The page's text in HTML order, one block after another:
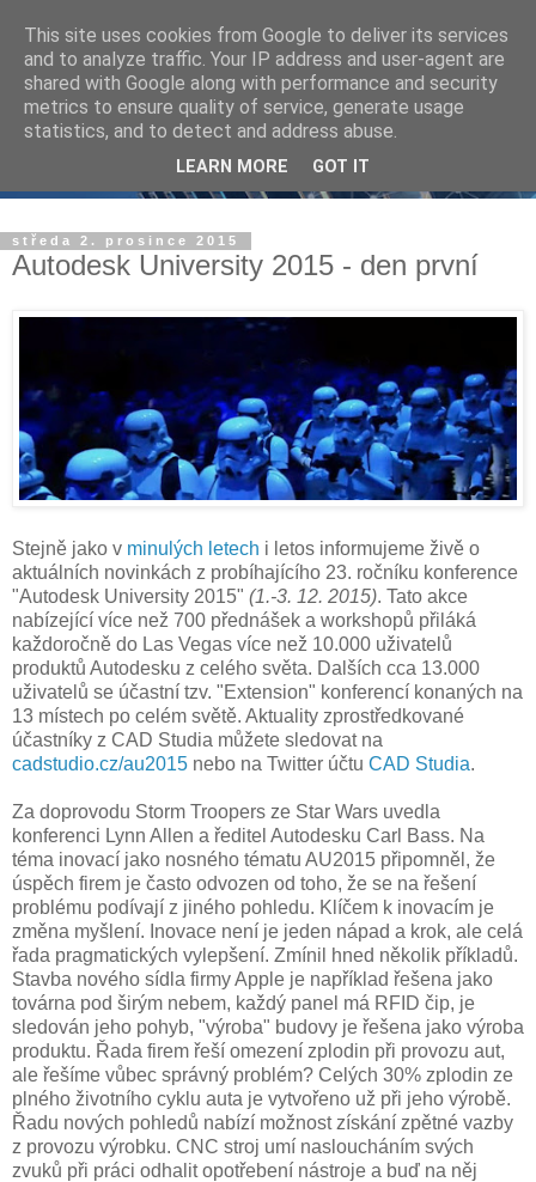
středa 2. prosince 2015
Autodesk University 2015 - den první
Stejně jako v minulých letech i letos informujeme živě o
aktuálních novinkách z probíhajícího 23. ročníku konference
"Autodesk University 2015" (1.-3. 12. 2015). Tato akce
nabízející více než 700 přednášek a workshopů přiláká
každoročně do Las Vegas více než 10.000 uživatelů
produktů Autodesku z celého světa. Dalších cca 13.000
uživatelů se účastní tzv. "Extension" konferencí konaných na
13 místech po celém světě. Aktuality zprostředkované
účastníky z CAD Studia můžete sledovat na
cadstudio.cz/au2015 nebo na Twitter účtu CAD Studia.
Za doprovodu Storm Troopers ze Star Wars uvedla
konferenci Lynn Allen a ředitel Autodesku Carl Bass. Na
téma inovací jako nosného tématu AU2015 připomněl, že
úspěch firem je často odvozen od toho, že se na řešení
problému podívají z jiného pohledu. Klíčem k inovacím je
změna myšlení. Inovace není je jeden nápad a krok, ale celá
řada pragmatických vylepšení. Zmínil hned několik příkladů.
Stavba nového sídla firmy Apple je například řešena jako
továrna pod širým nebem, každý panel má RFID čip, je
sledován jeho pohyb, "výroba" budovy je řešena jako výroba
produktu. Řada firem řeší omezení zplodin při provozu aut,
ale řešíme vůbec správný problém? Celých 30% zplodin ze
plného životního cyklu auta je vytvořeno už při jeho výrobě.
Řadu nových pohledů nabízí možnost získání zpětné vazby
z provozu výrobku. CNC stroj umí nasloucháním svých
zvuků při práci odhalit opotřebení nástroje a buď na něj
This site uses cookies from Google to deliver its services
and to analyze traffic. Your IP address and user-agent are
shared with Google along with performance and security
metrics to ensure quality of service, generate usage
statistics, and to detect and address abuse.
LEARN MORE GOT IT